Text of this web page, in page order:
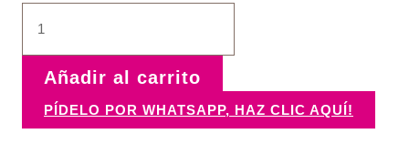
cansado
Añadir al carrito
PÍDELO POR WHATSAPP, HAZ CLIC AQUÍ!